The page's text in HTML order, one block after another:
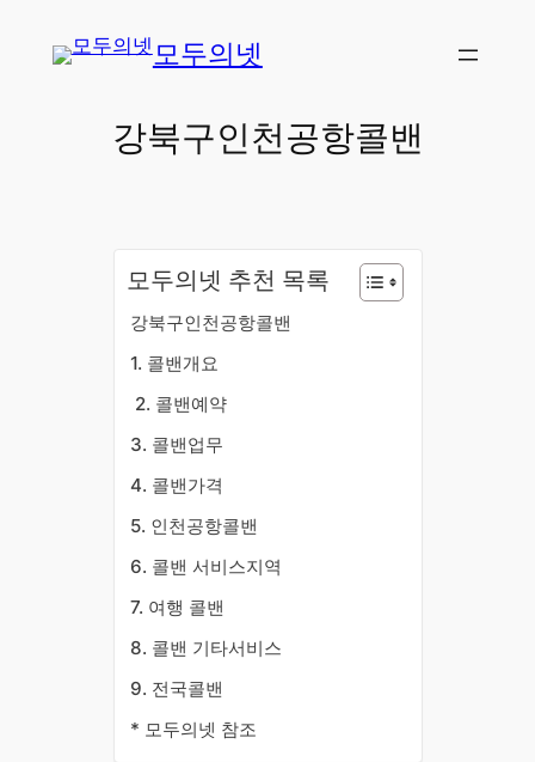
모두의넷
강북구인천공항콜밴
모두의넷 추천 목록
강북구인천공항콜밴
​1. 콜밴개요
​2. 콜밴예약
3. 콜밴업무
4. 콜밴가격
5. 인천공항콜밴
6. 콜밴 서비스지역
7. 여행 콜밴
8. 콜밴 기타서비스
9. 전국콜밴
* 모두의넷 참조